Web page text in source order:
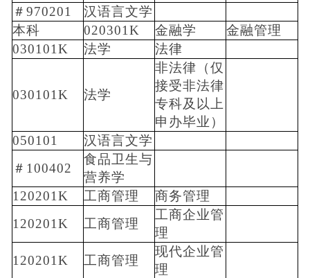
＃970201
汉语言文学
本科
020301K 金融学
金融管理
030101K
法学 法律
030101K 法学
非法律（仅
接受非法律
专科及以上
申办毕业）
050101
汉语言文学
＃100402
食品卫生与
营养学
120201K
工商管理
商务管理
120201K
工商管理
工商企业管
理
120201K
工商管理
现代企业管
理